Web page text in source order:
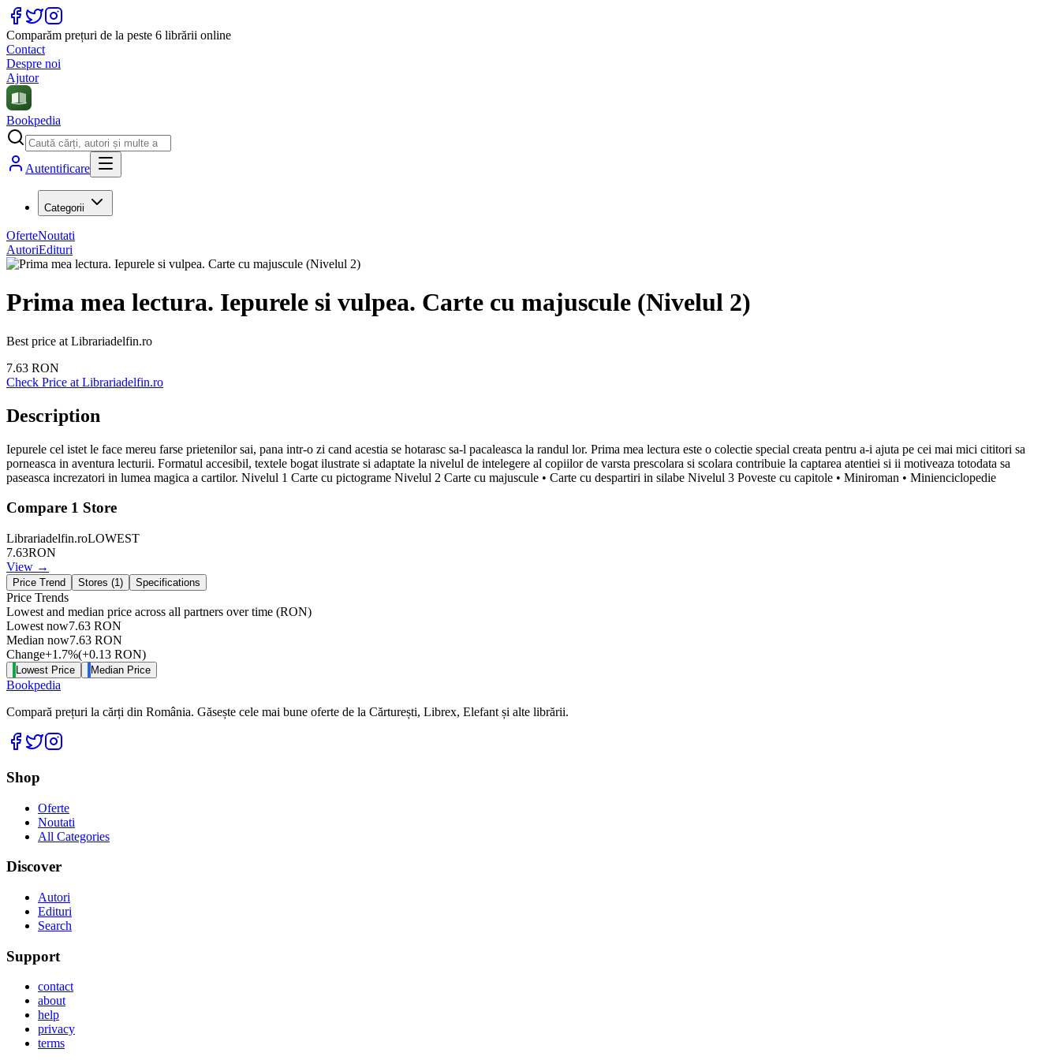
Comparăm prețuri de la peste 6 librării online
Contact
Despre noi
Ajutor
Bookpedia
Autentificare
Categorii
OferteNoutati
AutoriEdituri
Prima mea lectura. Iepurele si vulpea. Carte cu majuscule (Nivelul 2)
Best price at Librariadelfin.ro
7.63 RON
Check Price at Librariadelfin.ro
Description
Iepurele cel istet le face mereu farse prietenilor sai, pana intr-o zi cand acestia se hotarasc sa-l pacaleasca la randul lor. Prima mea lectura este o colectie special creata pentru a-i ajuta pe cei mai mici cititori sa
porneasca in aventura lecturii. Formatul accesibil, textele bogat ilustrate si adaptate la nivelul de intelegere al copiilor de varsta prescolara si scolara contribuie la captarea atentiei si ii motiveaza totodata sa
paseasca increzatori in lumea magica a cartilor. Nivelul 1 Carte cu pictograme Nivelul 2 Carte cu majuscule • Carte cu despartiri in silabe Nivelul 3 Poveste cu capitole • Miniroman • Minienciclopedie
Compare 1 Store
Librariadelfin.roLOWEST
7.63RON
View →
Price Trend Stores (1) Specifications
Price Trends
Lowest and median price across all partners over time (RON)
Lowest now7.63 RON
Median now7.63 RON
Change+1.7%(+0.13 RON)
Lowest Price Median Price
Bookpedia
Compară prețuri la cărți din România. Găsește cele mai bune oferte de la Cărturești, Librex, Elefant și alte librării.
Facebook
Twitter
Shop
Oferte
Noutati
All Categories
Discover
Autori
Edituri
Search
Support
contact
about
help
privacy
terms